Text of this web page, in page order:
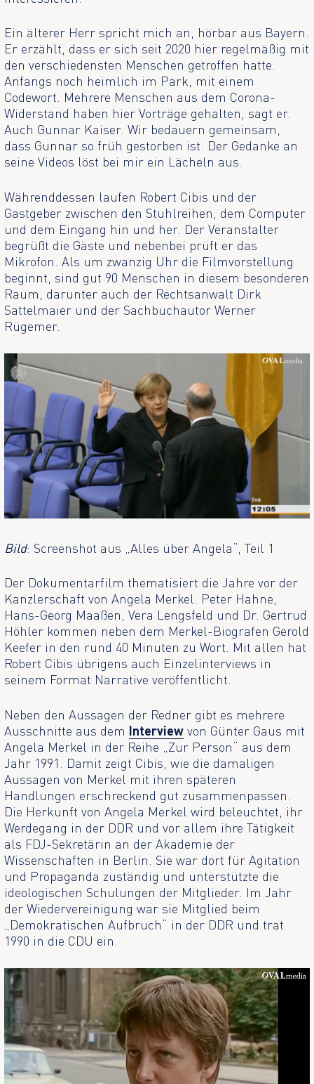
Ein älterer Herr spricht mich an, hörbar aus Bayern.
Er erzählt, dass er sich seit 2020 hier regelmäßig mit
den verschiedensten Menschen getroffen hatte.
Anfangs noch heimlich im Park, mit einem
Codewort. Mehrere Menschen aus dem Corona-
Widerstand haben hier Vorträge gehalten, sagt er.
Auch Gunnar Kaiser. Wir bedauern gemeinsam,
dass Gunnar so früh gestorben ist. Der Gedanke an
seine Videos löst bei mir ein Lächeln aus.
Währenddessen laufen Robert Cibis und der
Gastgeber zwischen den Stuhlreihen, dem Computer
und dem Eingang hin und her. Der Veranstalter
begrüßt die Gäste und nebenbei prüft er das
Mikrofon. Als um zwanzig Uhr die Filmvorstellung
beginnt, sind gut 90 Menschen in diesem besonderen
Raum, darunter auch der Rechtsanwalt Dirk
Sattelmaier und der Sachbuchautor Werner
Rügemer.
Bild: Screenshot aus „Alles über Angela“, Teil 1
Der Dokumentarfilm thematisiert die Jahre vor der
Kanzlerschaft von Angela Merkel. Peter Hahne,
Hans-Georg Maaßen, Vera Lengsfeld und Dr. Gertrud
Höhler kommen neben dem Merkel-Biografen Gerold
Keefer in den rund 40 Minuten zu Wort. Mit allen hat
Robert Cibis übrigens auch Einzelinterviews in
seinem Format Narrative veröffentlicht.
Neben den Aussagen der Redner gibt es mehrere
Ausschnitte aus dem Interview von Günter Gaus mit
Angela Merkel in der Reihe „Zur Person“ aus dem
Jahr 1991. Damit zeigt Cibis, wie die damaligen
Aussagen von Merkel mit ihren späteren
Handlungen erschreckend gut zusammenpassen.
Die Herkunft von Angela Merkel wird beleuchtet, ihr
Werdegang in der DDR und vor allem ihre Tätigkeit
als FDJ-Sekretärin an der Akademie der
Wissenschaften in Berlin. Sie war dort für Agitation
und Propaganda zuständig und unterstützte die
ideologischen Schulungen der Mitglieder. Im Jahr
der Wiedervereinigung war sie Mitglied beim
„Demokratischen Aufbruch“ in der DDR und trat
1990 in die CDU ein.